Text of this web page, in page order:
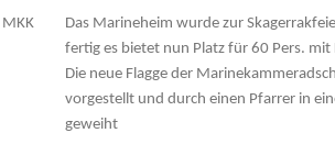
MKK
Das Marineheim wurde zur
fertig es bietet nun Platz für 60 Pers.
Die neue Flagge der
vorgestellt und durch einen Pfarrer in
geweiht